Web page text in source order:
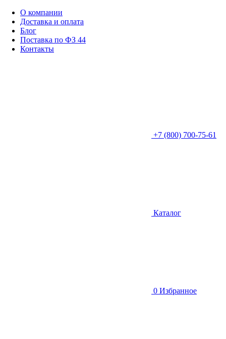
О компании
Доставка и оплата
Блог
Поставка по ФЗ 44
Контакты
+7 (800) 700-75-61
Каталог
0 Избранное